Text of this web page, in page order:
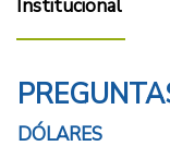
Institucional
DÓLARES